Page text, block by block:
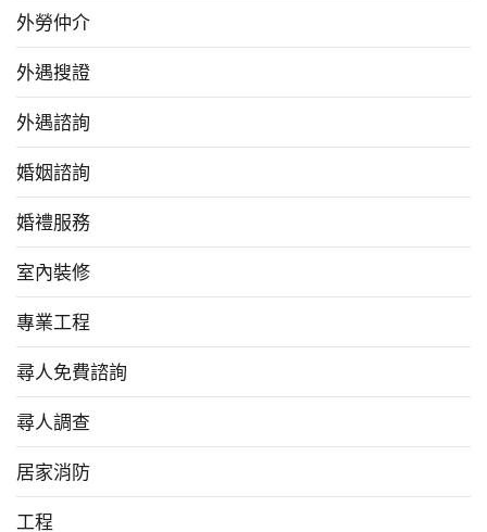
外勞仲介
外遇搜證
外遇諮詢
婚姻諮詢
婚禮服務
室內裝修
專業工程
尋人免費諮詢
尋人調查
居家消防
工程